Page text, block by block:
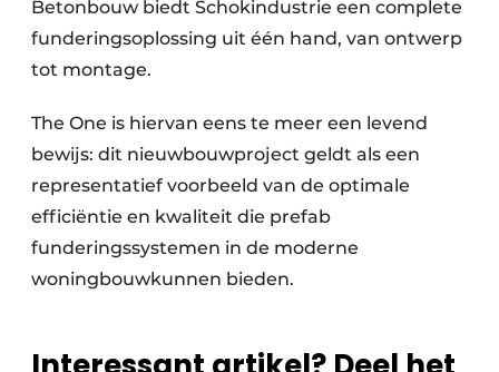
Betonbouw biedt Schokindustrie een complete
funderingsoplossing uit één hand, van ontwerp
tot montage.
The One is hiervan eens te meer een levend
bewijs: dit nieuwbouwproject geldt als een
representatief voorbeeld van de optimale
efficiëntie en kwaliteit die prefab
funderingssystemen in de moderne
woningbouwkunnen bieden.